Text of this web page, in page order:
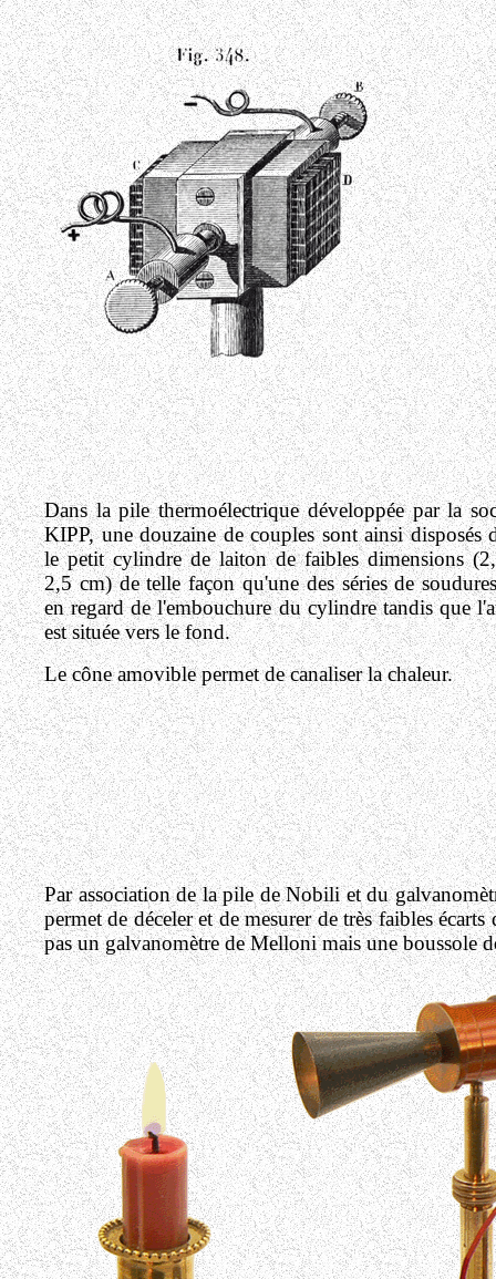
Dans la pile thermoélectrique développée par la
KIPP, une douzaine de couples sont ainsi disposés
le petit cylindre de laiton de faibles dimensions
2,5 cm) de telle façon qu'une des séries de
en regard de l'embouchure du cylindre tandis que
est située vers le fond.
Le cône amovible permet de canaliser la chaleur.
Par association de la pile de Nobili et du
permet de déceler et de mesurer de très faibles
pas un galvanomètre de Melloni mais une boussole